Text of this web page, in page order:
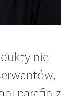
parafin z